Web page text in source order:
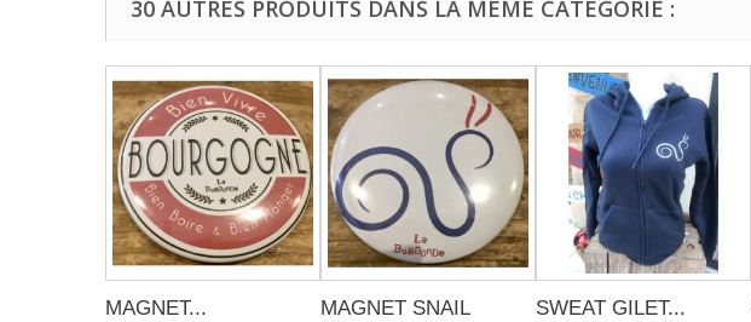
30 AUTRES PRODUITS DANS LA MÊME CATÉGORIE :
MAGNET... MAGNET SNAIL SWEAT GILET...